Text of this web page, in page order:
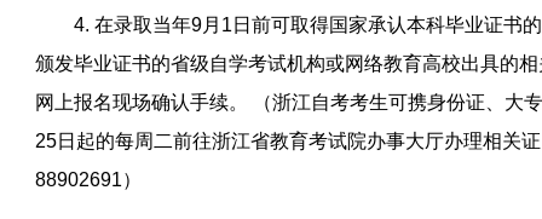
4. 在录取当年9月1日前可取得国家承认本科毕业证书
颁发毕业证书的省级自学考试机构或网络教育高校出具的
网上报名现场确认手续。 （浙江自考考生可携身份证、大
25日起的每周二前往浙江省教育考试院办事大厅办理相关
88902691）